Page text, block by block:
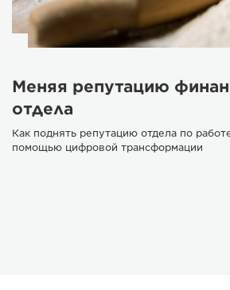
Меняя репутацию
отдела
Как поднять репутацию отдела по
помощью цифровой трансформации